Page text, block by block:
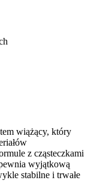
wiążący, który
z cząsteczkami
wyjątkową
stabilne i trwałe